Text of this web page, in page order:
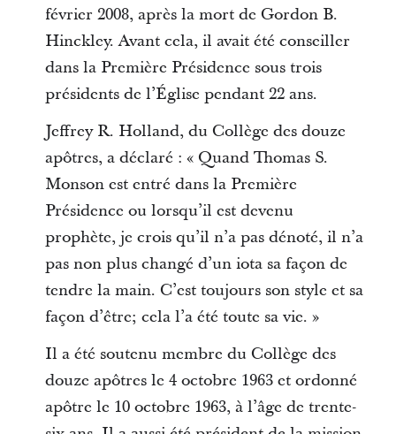
février 2008, après la mort de Gordon B.
Hinckley. Avant cela, il avait été conseiller
dans la Première Présidence sous trois
présidents de l’Église pendant 22 ans.
Jeffrey R. Holland, du Collège des douze
apôtres, a déclaré : « Quand Thomas S.
Monson est entré dans la Première
Présidence ou lorsqu’il est devenu
prophète, je crois qu’il n’a pas dénoté, il n’a
pas non plus changé d’un iota sa façon de
tendre la main. C’est toujours son style et sa
façon d’être; cela l’a été toute sa vie. »
Il a été soutenu membre du Collège des
douze apôtres le 4 octobre 1963 et ordonné
apôtre le 10 octobre 1963, à l’âge de trente-